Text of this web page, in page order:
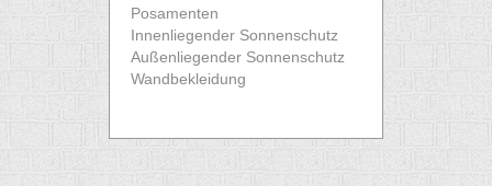
Posamenten
Innenliegender Sonnenschutz
Außenliegender Sonnenschutz
Wandbekleidung